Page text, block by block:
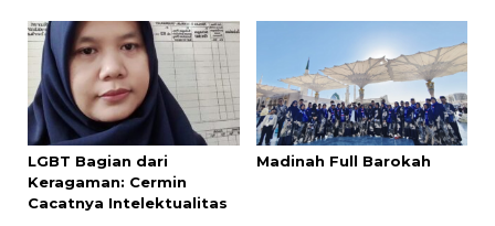
LGBT Bagian dari
Keragaman: Cermin
Cacatnya Intelektualitas
Madinah Full Barokah